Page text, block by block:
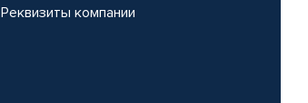
Реквизиты компании